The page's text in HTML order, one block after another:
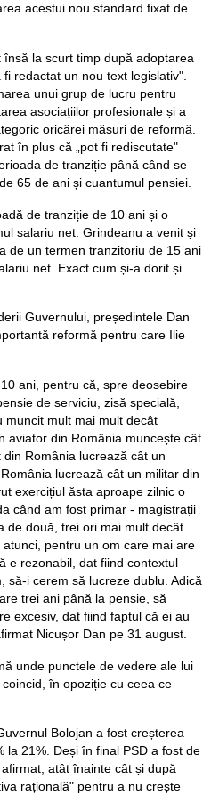
acestui nou standard fixat de
la scurt timp după adoptarea
redactat un nou text legislativ".
unui grup de lucru pentru
asociațiilor profesionale și a
oricărei măsuri de reformă.
în plus că „pot fi rediscutate"
de tranziție până când se
65 de ani și cuantumul pensiei.
de tranziție de 10 ani și o
salariu net. Grindeanu a venit și
de un termen tranzitoriu de 15 ani
net. Exact cum și-a dorit și
Guvernului, președintele Dan
reformă pentru care Ilie
ani, pentru că, spre deosebire
de serviciu, zisă specială,
muncit mult mai mult decât
aviator din România muncește cât
România lucrează cât un
lucrează cât un militar din
exercițiul ăsta aproape zilnic o
când am fost primar - magistrații
de două, trei ori mai mult decât
pentru un om care mai are
e rezonabil, dat fiind contextul
să-i cerem să lucreze dublu. Adică
trei ani până la pensie, să
excesiv, dat fiind faptul că ei au
Nicușor Dan pe 31 august.
unde punctele de vedere ale lui
în opoziție cu ceea ce
Bolojan a fost creșterea
la 21%. Deși în final PSD a fost de
atât înainte cât și după
rațională" pentru a nu crește